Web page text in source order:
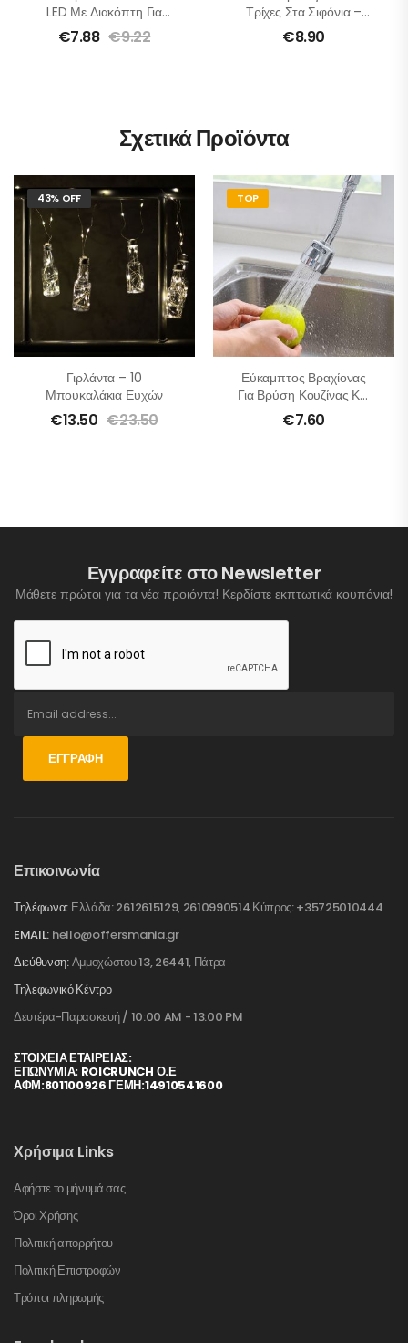
LED Με Διακόπτη Για
Ντουλάπια – 4τμχ
€7.88 €9.22
Τρίχες Στα Σιφόνια –
2τμχ
€8.90
Σχετικά Προϊόντα
43% OFF
Γιρλάντα – 10
Μπουκαλάκια Ευχών
€13.50 €23.50
TOP
Εύκαμπτος Βραχίονας
Για Βρύση Κουζίνας Και
Μπάνιου
€7.60
Εγγραφείτε στο Newsletter
Μάθετε πρώτοι για τα νέα προιόντα! Κερδίστε εκπτωτικά κουπόνια!
ΕΓΓΡΑΦΉ
Επικοινωνία
Τηλέφωνα: Ελλάδα: 2612615129, 2610990514 Κύπρος: +35725010444
EMAIL: hello@offersmania.gr
Διεύθυνση:Αμμοχώστου 13, 26441, Πάτρα
Τηλεφωνικό Κέντρο
Δευτέρα-Παρασκευή / 10:00 AM - 13:00 PM
ΣΤΟΙΧΕΊΑ ΕΤΑΙΡΕΊΑΣ:
ΕΠΩΝΥΜΙΑ: ROICRUNCH Ο.Ε
ΑΦΜ:801100926 ΓΕΜΗ:14910541600
Χρήσιμα Links
Αφήστε το μήνυμά σας
Όροι Χρήσης
Πολιτική απορρήτου
Πολιτική Επιστροφών
Τρόποι πληρωμής